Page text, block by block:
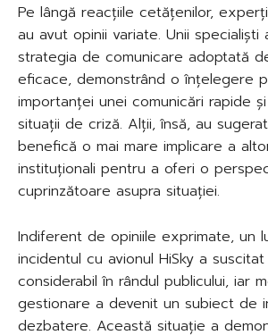
Pe lângă reacțiile cetățenilor,
au avut opinii variate. Unii specialiști
strategia de comunicare adoptată
eficace, demonstrând o înțelegere
importanței unei comunicări rapide
situații de criză. Alții, însă, au
benefică o mai mare implicare a
instituționali pentru a oferi o
cuprinzătoare asupra situației.
Indiferent de opiniile exprimate, un
incidentul cu avionul HiSky a
considerabil în rândul publicului, iar
gestionare a devenit un subiect de
dezbatere. Această situație a